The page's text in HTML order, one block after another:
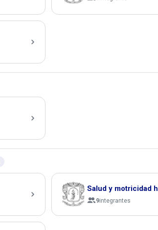
Salud y motricidad
9integrantes